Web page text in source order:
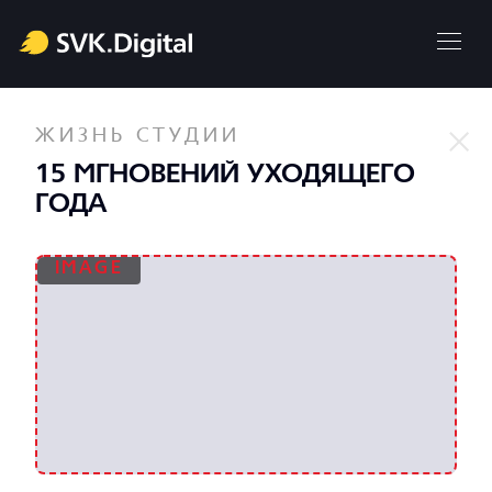
ЖИЗНЬ СТУДИИ
15 МГНОВЕНИЙ УХОДЯЩЕГО
ГОДА